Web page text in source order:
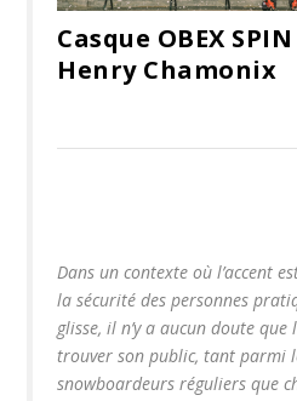
Casque OBEX
Henry Chamonix
Dans un contexte où l’accent
la sécurité des personnes
glisse, il n’y a aucun doute que
trouver son public, tant parmi
snowboardeurs réguliers que